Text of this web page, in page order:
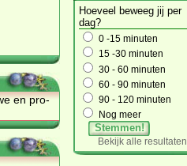
en pro­
Hoeveel beweeg jij per
dag?
0 -15 minuten
15 -30 minuten
30 - 60 minuten
60 - 90 minuten
90 - 120 minuten
Nog meer
Stemmen!
Bekijk alle resultaten